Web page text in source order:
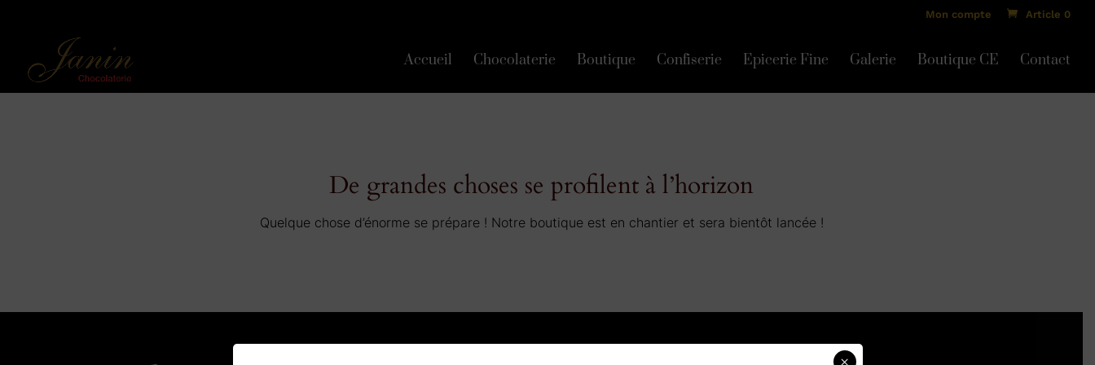
Mon compte Article 0
Accueil Chocolaterie Boutique Confiserie Epicerie Fine Galerie Boutique CE Contact
De grandes choses se profilent à l’horizon
Quelque chose d’énorme se prépare ! Notre boutique est en chantier et sera bientôt lancée !